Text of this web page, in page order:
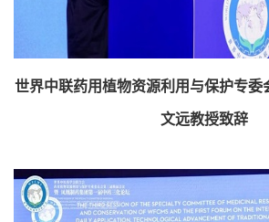
世界中联药用植物资源利用与保护专委
文远教授致辞